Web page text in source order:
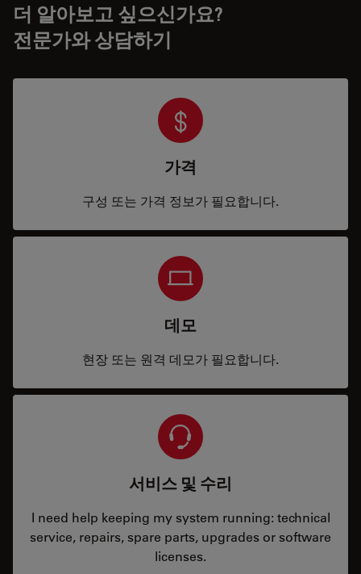
더 알아보고 싶으신가요?
전문가와 상담하기
가격
구성 또는 가격 정보가 필요합니다.
데모
현장 또는 원격 데모가 필요합니다.
서비스 및 수리
I need help keeping my system running: technical
service, repairs, spare parts, upgrades or software
licenses.